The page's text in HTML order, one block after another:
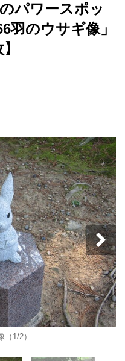
パワースポッ
羽のウサギ像」
1/2）